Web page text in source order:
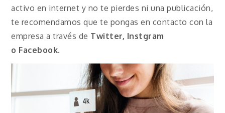
activo en internet y no te pierdes ni una publicación,
te recomendamos que te pongas en contacto con la
empresa a través de Twitter, Instgram
o Facebook.